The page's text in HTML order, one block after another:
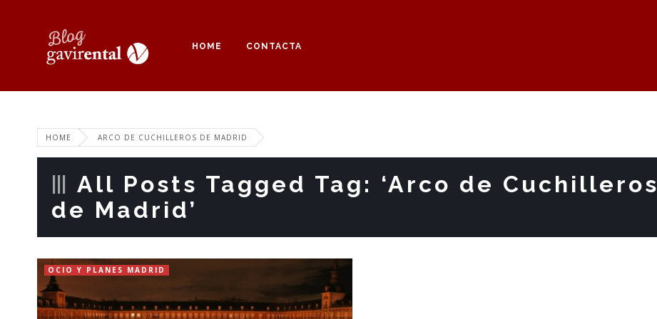
HOME CONTACTA
HOME ARCO DE CUCHILLEROS DE MADRID
All Posts Tagged Tag: ‘Arco de Cuchilleros
de Madrid’
OCIO Y PLANES MADRID